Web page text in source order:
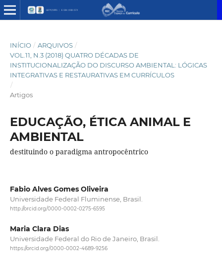
INÍCIO / ARQUIVOS /
VOL.11, N.3 (2018) QUATRO DÉCADAS DE
INSTITUCIONALIZAÇÃO DO DISCURSO AMBIENTAL: LÓGICAS
INTEGRATIVAS E RESTAURATIVAS EM CURRÍCULOS
/
Artigos
EDUCAÇÃO, ÉTICA ANIMAL E
AMBIENTAL
destituindo o paradigma antropocêntrico
Fabio Alves Gomes Oliveira
Universidade Federal Fluminense, Brasil.
http://orcid.org/0000-0002-0275-6595
Maria Clara Dias
Universidade Federal do Rio de Janeiro, Brasil.
https://orcid.org/0000-0002-4689-9256